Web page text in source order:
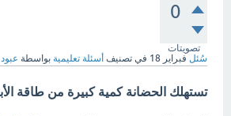
0
تصويتات
سُئل فبراير 18 في تصنيف أسئلة تعليمية بواسطة عبود
تستهلك الحضانة كمية كبيرة من طاقة